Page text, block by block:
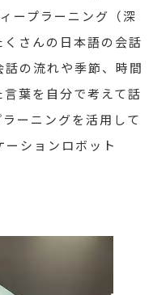
ープラーニング（深
さんの日本語の会話
の流れや季節、時間
葉を自分で考えて話
ーニングを活用して
ションロボット